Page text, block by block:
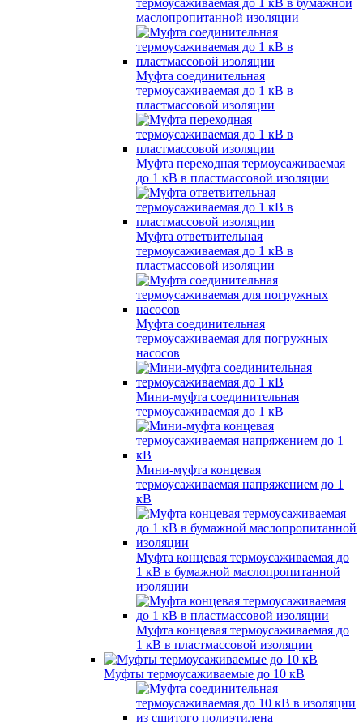
термоусаживаемая до 1 кВ в бумажной
маслопропитанной изоляции
Муфта соединительная
термоусаживаемая до 1 кВ в
пластмассовой изоляции
Муфта переходная термоусаживаемая
до 1 кВ в пластмассовой изоляции
Муфта ответвительная
термоусаживаемая до 1 кВ в
пластмассовой изоляции
Муфта соединительная
термоусаживаемая для погружных
насосов
Мини-муфта соединительная
термоусаживаемая до 1 кВ
Мини-муфта концевая
термоусаживаемая напряжением до 1
кВ
Муфта концевая термоусаживаемая до
1 кВ в бумажной маслопропитанной
изоляции
Муфта концевая термоусаживаемая до
1 кВ в пластмассовой изоляции
Муфты термоусаживаемые до 10 кВ